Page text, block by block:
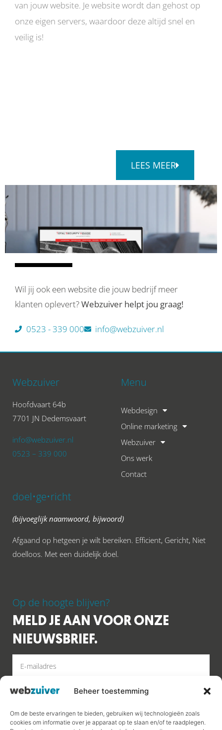
Beheer toestemming
Om de beste ervaringen te bieden, gebruiken wij technologieën zoals
cookies om informatie over je apparaat op te slaan en/of te raadplegen.
van jouw website. Je website wordt dan gehost op
onze eigen servers, waardoor deze altijd snel en
veilig is!
LEES MEER
Wil jij ook een website die jouw bedrijf meer
klanten oplevert?Webzuiver helpt jou graag!
0523 - 339 000 info@webzuiver.nl
Webzuiver
Hoofdvaart 64b
7701 JN Dedemsvaart
info@webzuiver.nl
0523 – 339 000
Menu
Webdesign
Online marketing
Webzuiver
Ons werk
Contact
doel•ge•richt
(bijvoeglijk naamwoord, bijwoord)
Afgaand op hetgeen je wilt bereiken. Efficient, Gericht, Niet
doelloos. Met een duidelijk doel.
Op de hoogte blijven?
MELD JE AAN VOOR ONZE
NIEUWSBRIEF.
MELD AAN